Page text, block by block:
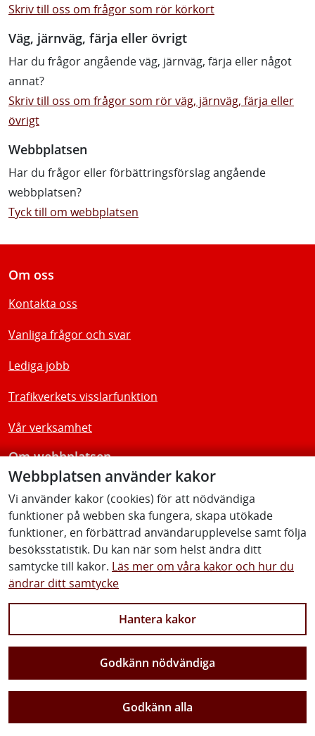
Webbplatsen använder kakor
Vi använder kakor (cookies) för att nödvändiga
funktioner på webben ska fungera, skapa utökade
funktioner, en förbättrad användarupplevelse samt följa
besöksstatistik. Du kan när som helst ändra ditt
samtycke till kakor. Läs mer om våra kakor och hur du
ändrar ditt samtycke
Hantera kakor
Godkänn nödvändiga
Godkänn alla
Skriv till oss om frågor som rör körkort
Väg, järnväg, färja eller övrigt
Har du frågor angående väg, järnväg, färja eller något
annat?
Skriv till oss om frågor som rör väg, järnväg, färja eller
övrigt
Webbplatsen
Har du frågor eller förbättringsförslag angående
webbplatsen?
Tyck till om webbplatsen
Vi gör Sverige närmare
Om oss
Kontakta oss
Vanliga frågor och svar
Lediga jobb
Trafikverkets visslarfunktion
Vår verksamhet
Om webbplatsen
Tillgänglighetsredogörelse
Följ oss
Facebook Youtube